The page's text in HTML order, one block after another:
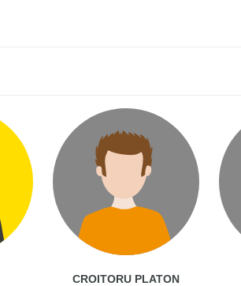
CROITORU PLATON